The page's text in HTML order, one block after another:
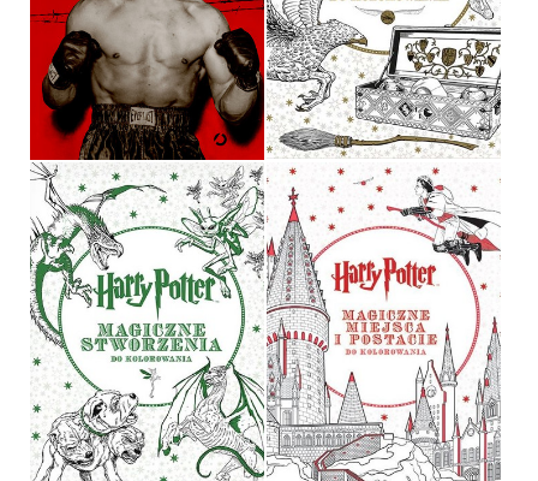
ALAN SCOTT HAFT
OPRAWA TWARDA
39,90 ZŁ
OPRACOWANIE ZBIOROWE
OPRAWA MIĘKKA
29,90 ZŁ
HARRY POTTER
OPRACOWANIE ZBIOROWE
OPRAWA MIĘKKA
29,90 ZŁ
HARRY POTTER.
MAGICZNE MIEJSCA I
POSTACIE DO
KOLOROWANIA
OPRACOWANIE ZBIOROWE
29,90 ZŁ